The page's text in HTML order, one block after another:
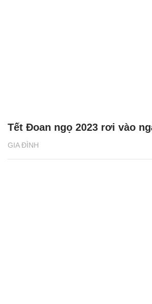
GIA ĐÌNH
Tết Đoan ngọ 2023 rơi vào